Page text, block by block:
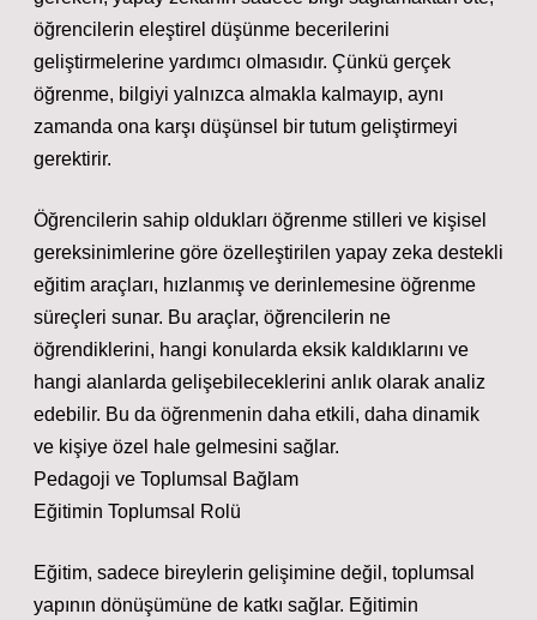
öğrencilerin eleştirel düşünme becerilerini
geliştirmelerine yardımcı olmasıdır. Çünkü gerçek
öğrenme, bilgiyi yalnızca almakla kalmayıp, aynı
zamanda ona karşı düşünsel bir tutum geliştirmeyi
gerektirir.
Öğrencilerin sahip oldukları öğrenme stilleri ve kişisel
gereksinimlerine göre özelleştirilen yapay zeka destekli
eğitim araçları, hızlanmış ve derinlemesine öğrenme
süreçleri sunar. Bu araçlar, öğrencilerin ne
öğrendiklerini, hangi konularda eksik kaldıklarını ve
hangi alanlarda gelişebileceklerini anlık olarak analiz
edebilir. Bu da öğrenmenin daha etkili, daha dinamik
ve kişiye özel hale gelmesini sağlar.
Pedagoji ve Toplumsal Bağlam
Eğitimin Toplumsal Rolü
Eğitim, sadece bireylerin gelişimine değil, toplumsal
yapının dönüşümüne de katkı sağlar. Eğitimin